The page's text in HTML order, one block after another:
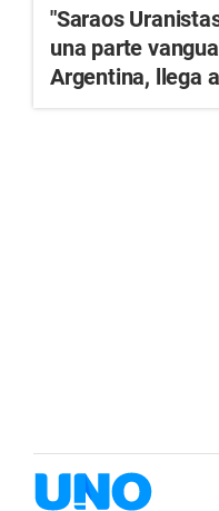
"Saraos
una parte
Argentina, llega